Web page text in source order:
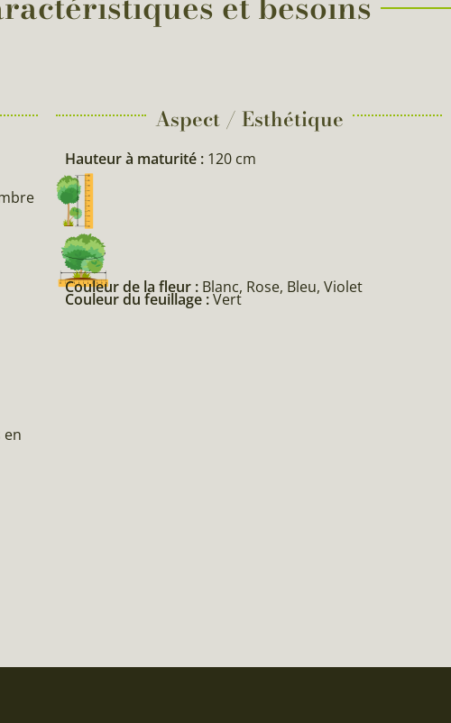
en
Aspect / Esthétique
Hauteur à maturité : 120 cm
Couleur de la fleur : Blanc, Rose, Bleu, Violet
Couleur du feuillage :Vert